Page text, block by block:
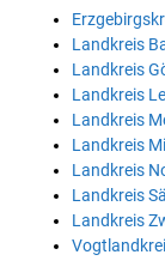
Landkreis
Landkreis
Landkreis
Landkreis
Landkreis
Landkreis
Landkreis
Landkreis